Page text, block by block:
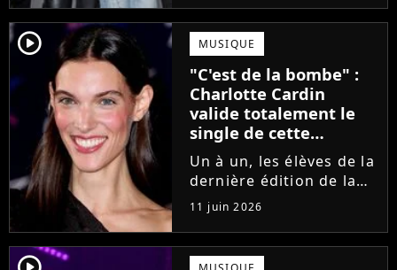
Anisha Jo, gagnante de
la Star Academy 2022, a
vu beaucoup de portes
se fermer. Sur
Instagram, elle...
player2 MUSIQUE
"C'est de la bombe" :
Charlotte Cardin
valide totalement le
single de cette
ancienne élève de la
Star Academy
Un à un, les élèves de la
dernière édition de la
Star Academy se font
une place dans le nid.
Dans le sillage d'Ambre,
c'est au tour de Lily
11 juin 2026